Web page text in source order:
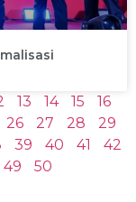
13 14 15
16
26 27 28
29
39 40 41
42
49 50